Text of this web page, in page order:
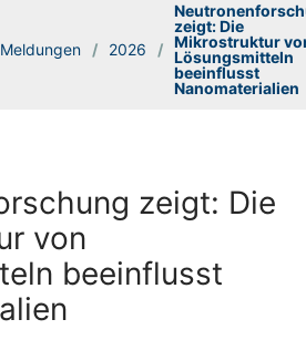
Meldungen / 2026 /
zeigt: Die
Mikrostruktur
Lösungsmitteln
beeinflusst
Nanomaterialien
zeigt: Die
von
beeinflusst